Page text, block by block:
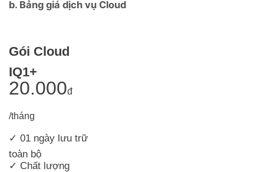
b. Bảng giá dịch vụ Cloud
Gói Cloud
IQ1+
20.000đ
/tháng
✓ 01 ngày lưu trữ
toàn bộ
✓ Chất lượng